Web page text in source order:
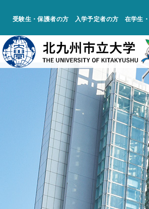
受験生・保護者の方 入学予定者の方 在学生